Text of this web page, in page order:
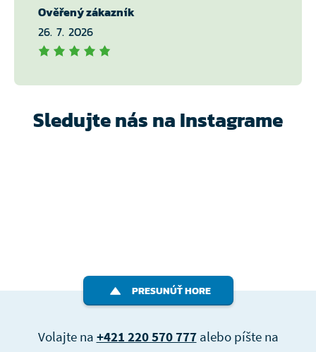
Ověřený zákazník
26. 7. 2026
Sledujte nás na Instagrame
PRESUNÚŤ HORE
Volajte na +421 220 570 777alebo píšte na